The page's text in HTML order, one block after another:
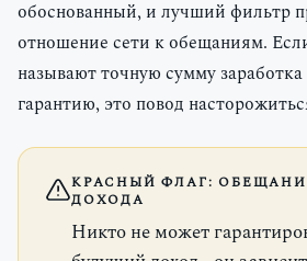
обоснованный, и лучший фильтр
отношение сети к обещаниям.
называют точную сумму
гарантию, это повод
КРАСНЫЙ ФЛАГ:
ДОХОДА
Никто не может